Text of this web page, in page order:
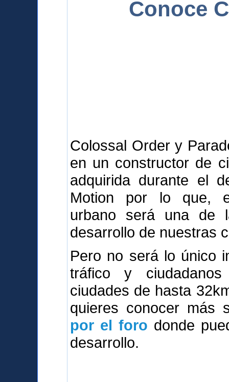
Conoce
Colossal Order y
en un constructor de
adquirida durante el
Motion por lo que,
urbano será una de
desarrollo de nuestras
Pero no será lo único
tráfico y
ciudades de hasta
quieres conocer más
por el foro donde
desarrollo.